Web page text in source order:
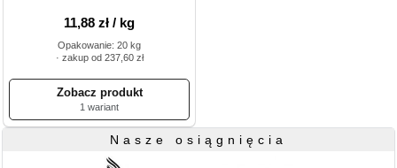
11,88 zł / kg
Opakowanie: 20 kg
· zakup od 237,60 zł
1 wariant
Nasze osiągnięcia